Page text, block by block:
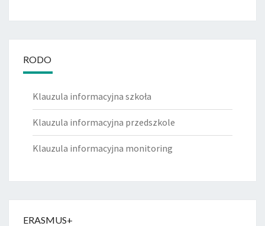
RODO
Klauzula informacyjna szkoła
Klauzula informacyjna przedszkole
Klauzula informacyjna monitoring
ERASMUS+